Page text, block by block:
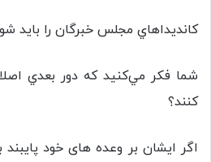
كانديداهاي مجلس خبرگان را بايد
شما فكر مي‌كنيد كه دور بعدي
كنند؟
اگر ايشان بر وعده های خود پایبند